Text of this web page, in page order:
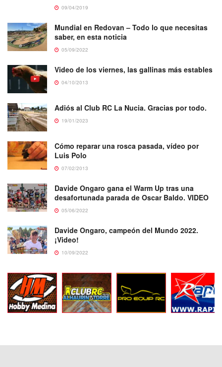
09/04/2019
Mundial en Redovan – Todo lo que necesitas
saber, en esta noticia
05/09/2022
Video de los viernes, las gallinas más estables
04/10/2013
Adiós al Club RC La Nucia. Gracias por todo.
19/01/2023
Cómo reparar una rosca pasada, vídeo por
Luis Polo
07/02/2013
Davide Ongaro gana el Warm Up tras una
desafortunada parada de Oscar Baldo. VIDEO
05/06/2022
Davide Ongaro, campeón del Mundo 2022.
¡Video!
10/09/2022